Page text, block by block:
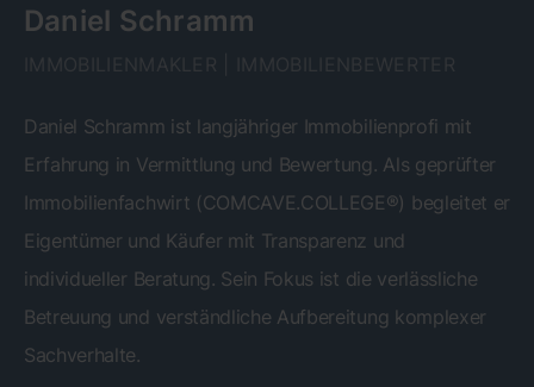
Daniel Schramm
Daniel Schramm ist langjähriger Immobilienprofi mit
Erfahrung in Vermittlung und Bewertung. Als geprüfter
Immobilienfachwirt (COMCAVE.COLLEGE®) begleitet er
Eigentümer und Käufer mit Transparenz und
individueller Beratung. Sein Fokus ist die verlässliche
Betreuung und verständliche Aufbereitung komplexer
Sachverhalte.